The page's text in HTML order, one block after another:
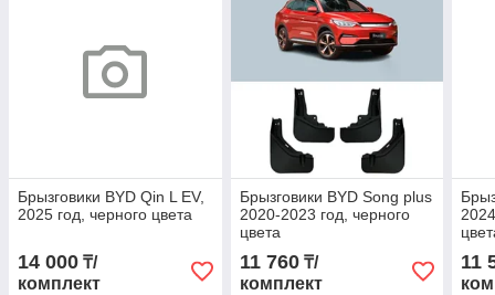
Брызговики BYD Qin L EV,
2025 год, черного цвета
14 000 ₸/
комплект
Брызговики BYD Song plus
2020-2023 год, черного
цвета
11 760₸/
комплект
11